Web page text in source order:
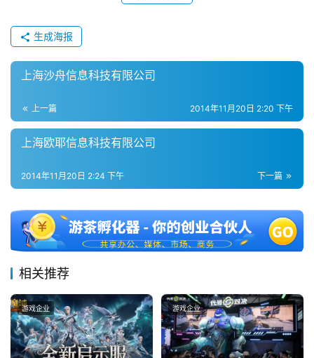
2
第
届
金
7
月
3
0
日
游
生成海报
上海沙舟信息科技有限公司
上一篇 2014年11月20日 2:20 下午
上海欧耶信息科技有限公司
下一篇
2014年11月20日 2:24 下午
相关推荐
游戏企业 游戏企业